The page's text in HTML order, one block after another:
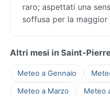
raro; aspettati una
soffusa per la
Altri mesi in Saint-
Meteo a Gennaio
Meteo a Marzo
Meteo